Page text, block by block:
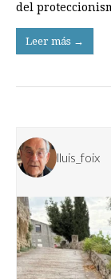
del
Leer más →
lluis_foix